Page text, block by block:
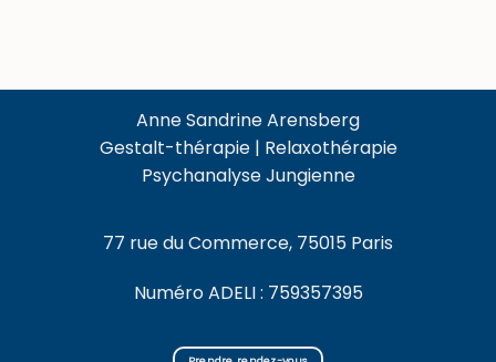
Anne Sandrine Arensberg
Gestalt-thérapie | Relaxothérapie
Psychanalyse Jungienne
77 rue du Commerce, 75015 Paris
Numéro ADELI : 759357395